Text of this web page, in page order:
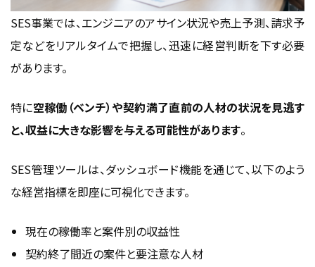
SES事業では、エンジニアのアサイン状況や売上予測、請求予
定などをリアルタイムで把握し、迅速に経営判断を下す必要
があります。
特に空稼働（ベンチ）や契約満了直前の人材の状況を見逃す
と、収益に大きな影響を与える可能性があります。
SES管理ツールは、ダッシュボード機能を通じて、以下のよう
な経営指標を即座に可視化できます。
現在の稼働率と案件別の収益性
契約終了間近の案件と要注意な人材